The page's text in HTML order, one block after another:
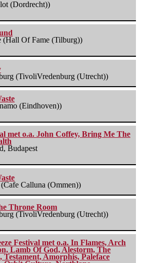
(Dordrecht))
(Hall Of Fame (Tilburg))
(TivoliVredenburg (Utrecht))
(Eindhoven))
met o.a. John Coffey, Bring Me The
Budapest
Calluna (Ommen))
Throne Room
(TivoliVredenburg (Utrecht))
Festival met o.a. In Flames, Arch
Lamb Of God, Alestorm, The
Testament, Amorphis, Paleface